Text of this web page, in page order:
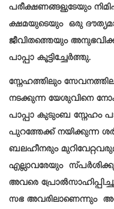
പരീക്ഷണങ്ങളുടേയും
ക്ഷമയുടെയും ഒരു
ജീവിതത്തെയും
പാപ്പാ കൂട്ടിച്ചേർത്തു.
സ്നേഹത്തിലും
നടക്കുന്ന യേശുവിനെ
പാപ്പാ കുടുംബ സ്നേഹം
പുറത്തേക്ക് നയിക്കുന്ന
ബലഹീനരും
എല്ലാവരേയും
അവരെ
സഭ അവരിലാണെന്നും